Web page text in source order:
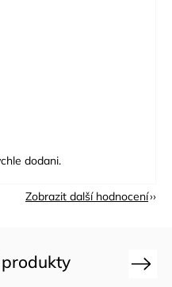
dodani.
Zobrazit další hodnocení
Next